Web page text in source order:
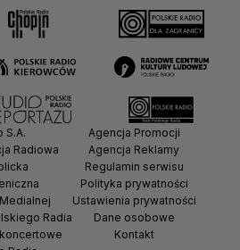
S.A.
Radiowa
Radia
Agencja Promocji
Agencja Reklamy
Regulamin serwisu
Polityka prywatności
Ustawienia prywatności
Dane osobowe
Kontakt